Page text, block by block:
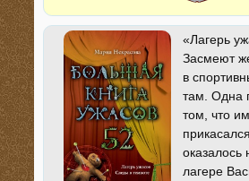
«Лагерь
Засмеют
в
там. Одна
том, что
лагере